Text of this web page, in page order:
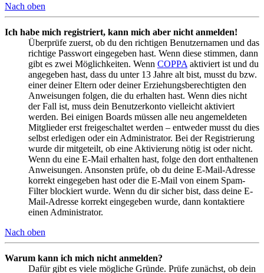
Nach oben
Ich habe mich registriert, kann mich aber nicht anmelden!
Überprüfe zuerst, ob du den richtigen Benutzernamen und das
richtige Passwort eingegeben hast. Wenn diese stimmen, dann
gibt es zwei Möglichkeiten. Wenn COPPA aktiviert ist und du
angegeben hast, dass du unter 13 Jahre alt bist, musst du bzw.
einer deiner Eltern oder deiner Erziehungsberechtigten den
Anweisungen folgen, die du erhalten hast. Wenn dies nicht
der Fall ist, muss dein Benutzerkonto vielleicht aktiviert
werden. Bei einigen Boards müssen alle neu angemeldeten
Mitglieder erst freigeschaltet werden – entweder musst du dies
selbst erledigen oder ein Administrator. Bei der Registrierung
wurde dir mitgeteilt, ob eine Aktivierung nötig ist oder nicht.
Wenn du eine E-Mail erhalten hast, folge den dort enthaltenen
Anweisungen. Ansonsten prüfe, ob du deine E-Mail-Adresse
korrekt eingegeben hast oder die E-Mail von einem Spam-
Filter blockiert wurde. Wenn du dir sicher bist, dass deine E-
Mail-Adresse korrekt eingegeben wurde, dann kontaktiere
einen Administrator.
Nach oben
Warum kann ich mich nicht anmelden?
Dafür gibt es viele mögliche Gründe. Prüfe zunächst, ob dein